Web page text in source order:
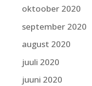
oktoober 2020
september 2020
august 2020
juuli 2020
juuni 2020